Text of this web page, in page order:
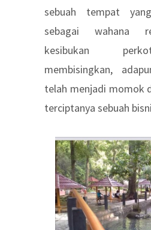
sebuah tempat
sebagai wahana
kesibukan
membisingkan,
telah menjadi momok
terciptanya sebuah